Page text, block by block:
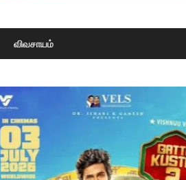
விவசாயம்